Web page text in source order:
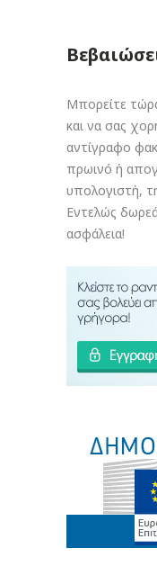
Μπορείτε
και να σας
αντίγραφο
πρωινό ή
υπολογιστή,
Εντελώς
ασφάλεια!